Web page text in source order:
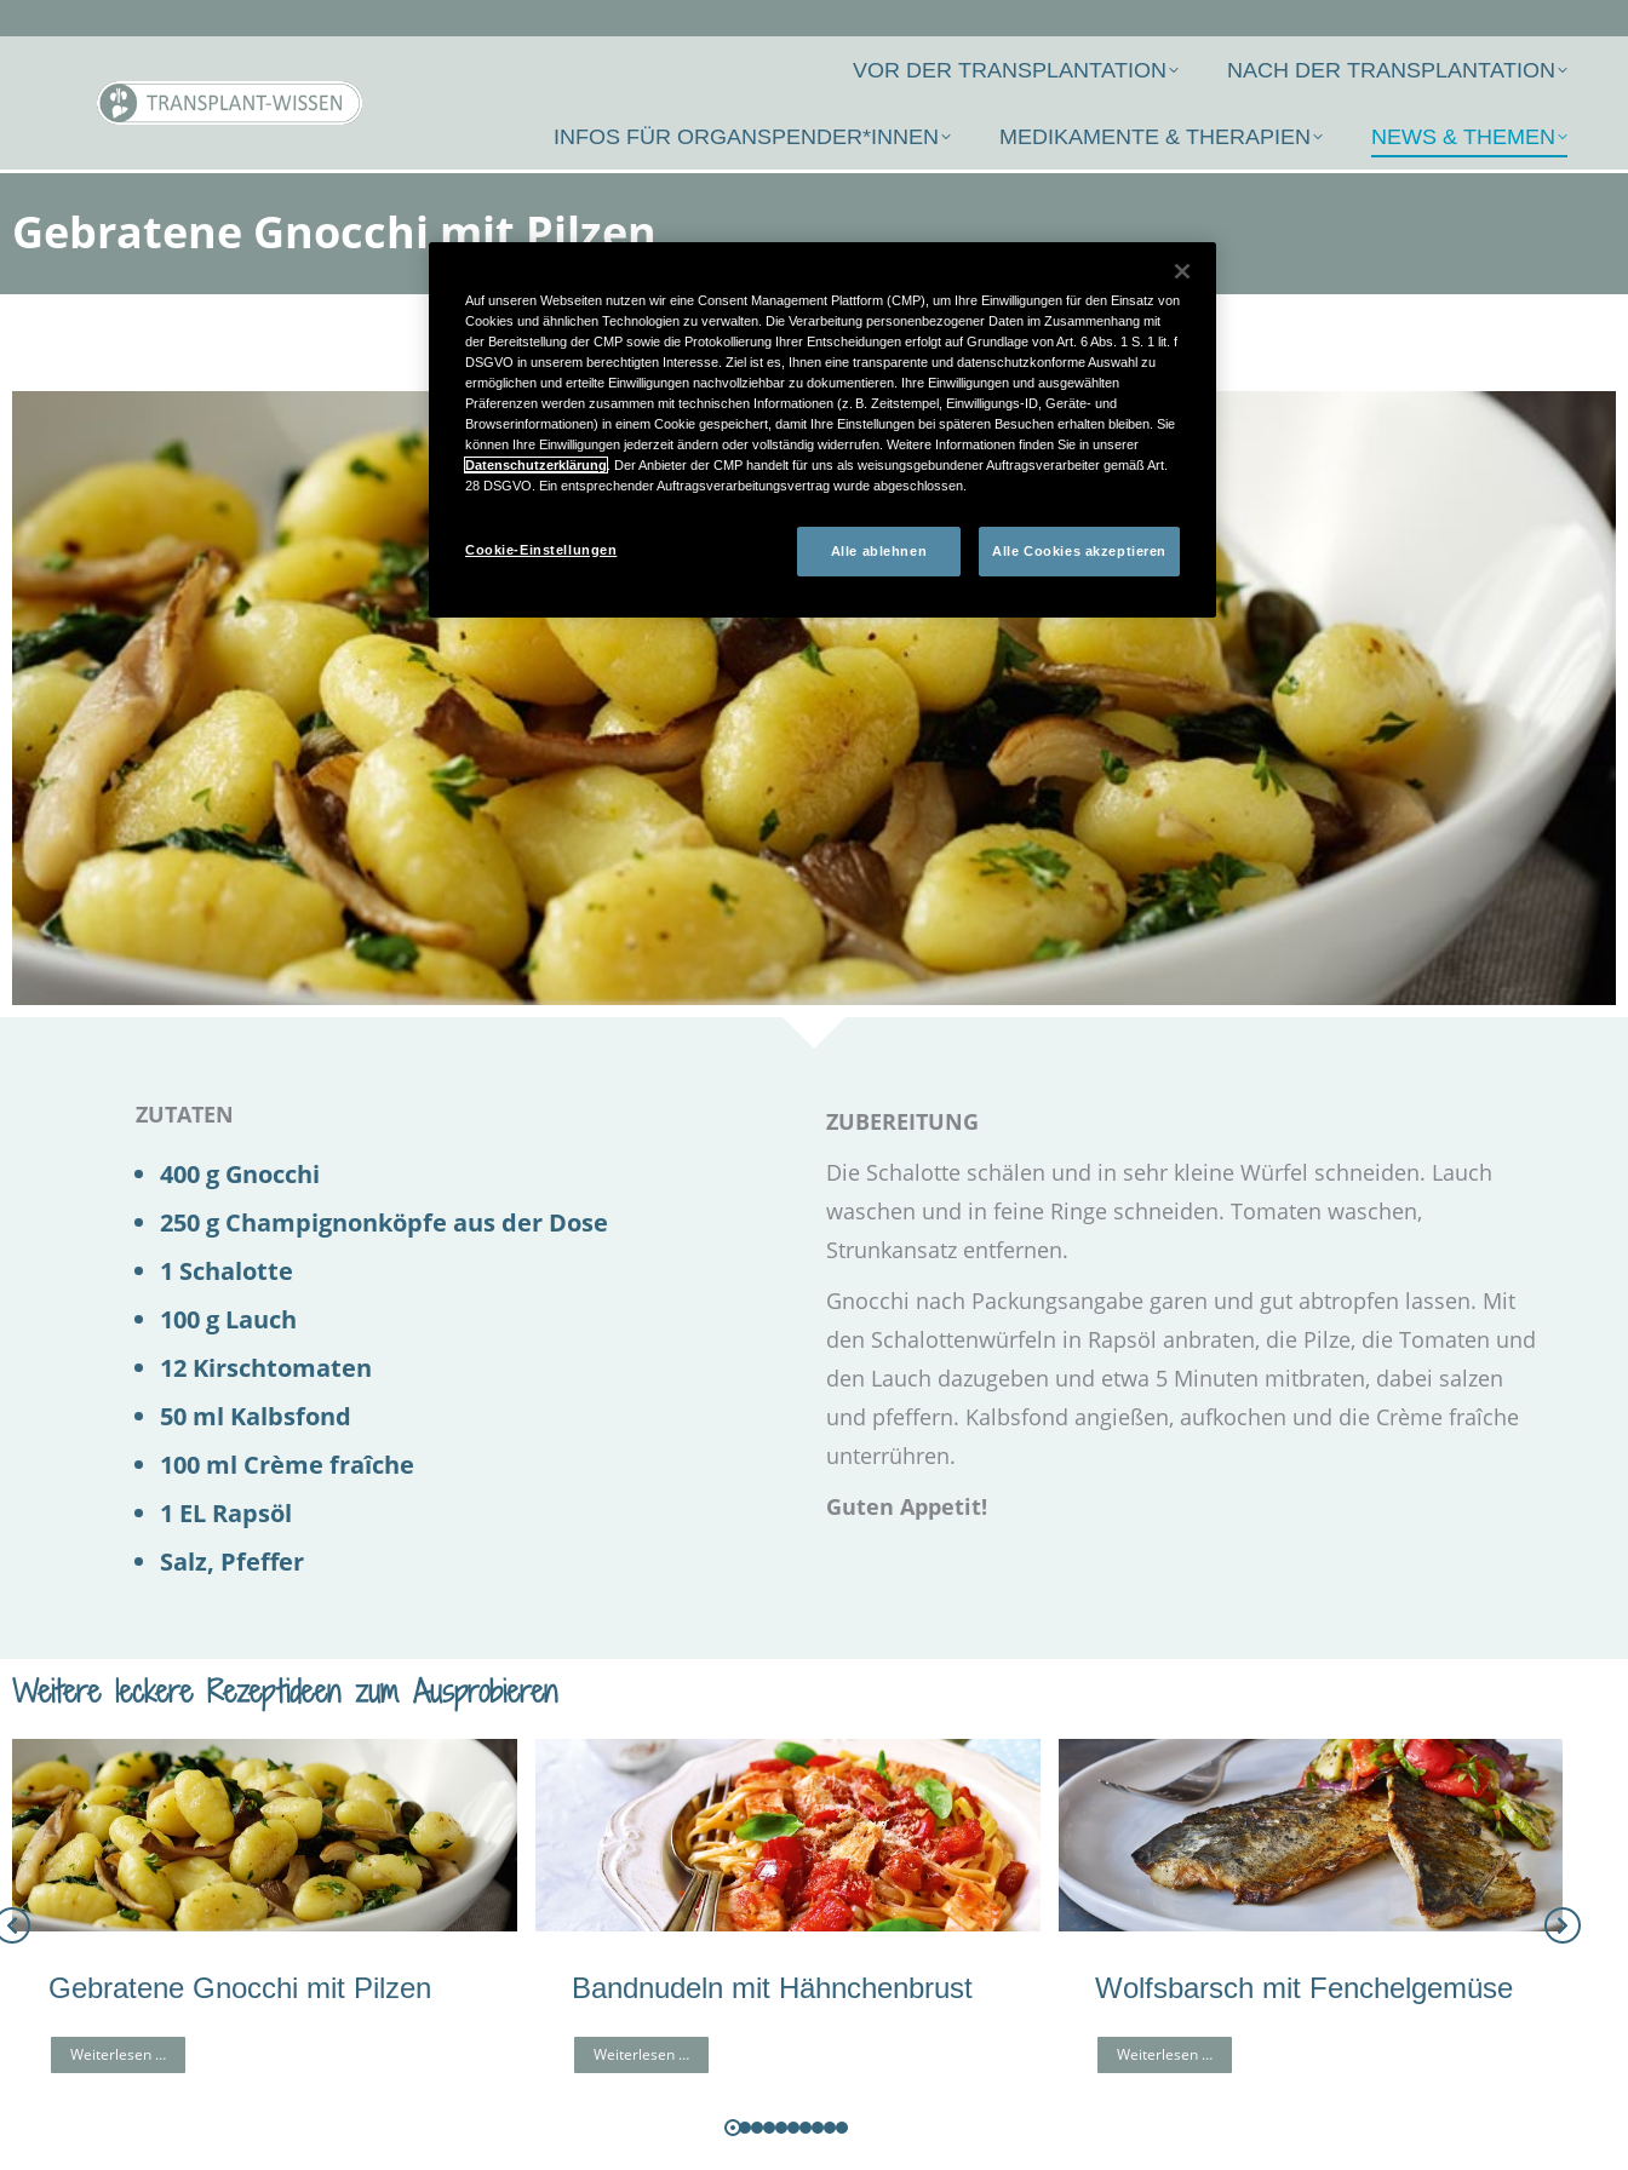
VOR DER TRANSPLANTATION NACH DER TRANSPLANTATION
INFOS FÜR ORGANSPENDER*INNEN MEDIKAMENTE & THERAPIEN NEWS & THEMEN
Gebratene Gnocchi mit Pilzen
ZUTATEN
400 g Gnocchi
250 g Champignonköpfe aus der Dose
1 Schalotte
100 g Lauch
12 Kirschtomaten
50 ml Kalbsfond
100 ml Crème fraîche
1 EL Rapsöl
Salz, Pfeffer
ZUBEREITUNG
Die Schalotte schälen und in sehr kleine Würfel schneiden. Lauch
waschen und in feine Ringe schneiden. Tomaten waschen,
Strunkansatz entfernen.
Gnocchi nach Packungsangabe garen und gut abtropfen lassen. Mit
den Schalottenwürfeln in Rapsöl anbraten, die Pilze, die Tomaten und
den Lauch dazugeben und etwa 5 Minuten mitbraten, dabei salzen
und pfeffern. Kalbsfond angießen, aufkochen und die Crème fraîche
unterrühren.
Guten Appetit!
Weitere leckere Rezeptideen zum Ausprobieren
Gebratene Gnocchi mit Pilzen
Weiterlesen …
Bandnudeln mit Hähnchenbrust
Weiterlesen …
Wolfsbarsch mit Fenchelgemüse
Weiterlesen …
Auf unseren Webseiten nutzen wir eine Consent Management Plattform (CMP), um Ihre Einwilligungen für den Einsatz von
Cookies und ähnlichen Technologien zu verwalten. Die Verarbeitung personenbezogener Daten im Zusammenhang mit
der Bereitstellung der CMP sowie die Protokollierung Ihrer Entscheidungen erfolgt auf Grundlage von Art. 6 Abs. 1 S. 1 lit. f
DSGVO in unserem berechtigten Interesse. Ziel ist es, Ihnen eine transparente und datenschutzkonforme Auswahl zu
ermöglichen und erteilte Einwilligungen nachvollziehbar zu dokumentieren. Ihre Einwilligungen und ausgewählten
Präferenzen werden zusammen mit technischen Informationen (z. B. Zeitstempel, Einwilligungs-ID, Geräte- und
Browserinformationen) in einem Cookie gespeichert, damit Ihre Einstellungen bei späteren Besuchen erhalten bleiben. Sie
können Ihre Einwilligungen jederzeit ändern oder vollständig widerrufen. Weitere Informationen finden Sie in unserer
Datenschutzerklärung . Der Anbieter der CMP handelt für uns als weisungsgebundener Auftragsverarbeiter gemäß Art.
28 DSGVO. Ein entsprechender Auftragsverarbeitungsvertrag wurde abgeschlossen.
Cookie-Einstellungen Alle ablehnen Alle Cookies akzeptieren